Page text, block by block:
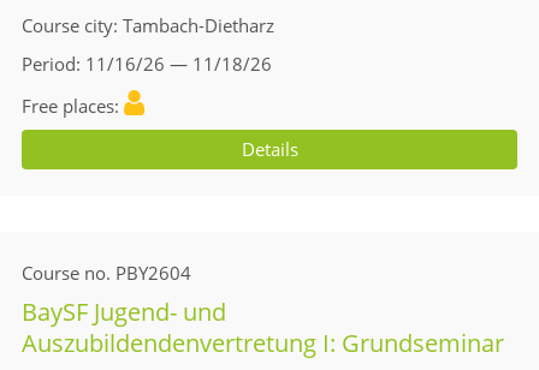
Course city Tambach-Dietharz
Period 11/16/26 — 11/18/26
Free places
Details
Course no. PBY2604
BaySF Jugend- und
Auszubildendenvertretung I: Grundseminar